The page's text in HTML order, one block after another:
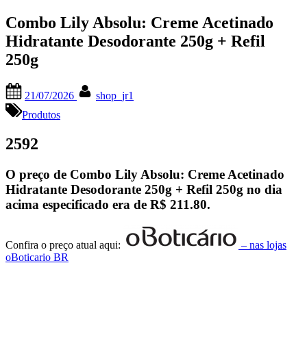
Combo Lily Absolu: Creme Acetinado
Hidratante Desodorante 250g + Refil
250g
on
21/07/2026
shop_jr1
Produtos
2592
O preço de Combo Lily Absolu: Creme Acetinado
Hidratante Desodorante 250g + Refil 250g no dia
acima especificado era de R$ 211.80.
Confira o preço atual aqui:
– nas lojas
oBoticario BR